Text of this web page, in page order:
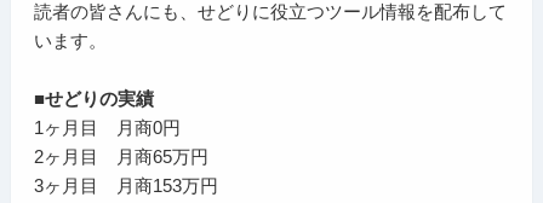
読者の皆さんにも、せどりに役立つツール情報を配布して
います。
■せどりの実績
1ヶ月目 月商0円
2ヶ月目 月商65万円
3ヶ月目 月商153万円